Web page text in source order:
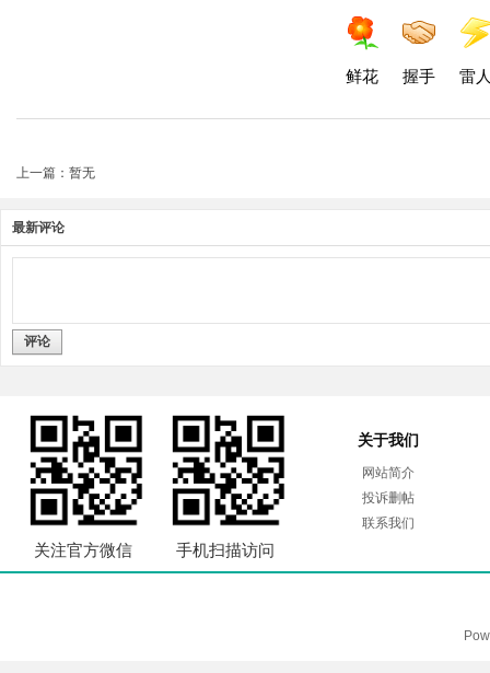
鲜花 握手 雷
上一篇：暂无
最新评论
评论
关注官方微信 手机扫描访问
关于我们
网站简介
投诉删帖
联系我们